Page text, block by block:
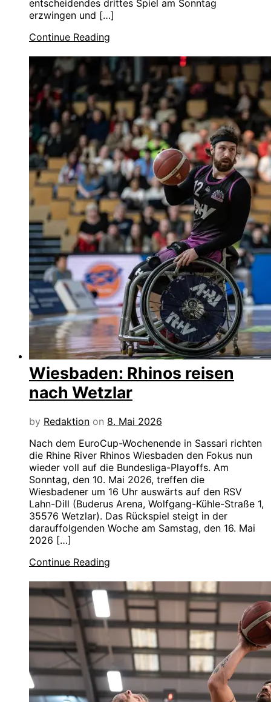
entscheidendes drittes Spiel am Sonntag
erzwingen und […]
Continue Reading
Wiesbaden: Rhinos reisen
nach Wetzlar
by Redaktion on 8. Mai 2026
Nach dem EuroCup-Wochenende in Sassari richten
die Rhine River Rhinos Wiesbaden den Fokus nun
wieder voll auf die Bundesliga-Playoffs. Am
Sonntag, den 10. Mai 2026, treffen die
Wiesbadener um 16 Uhr auswärts auf den RSV
Lahn-Dill (Buderus Arena, Wolfgang-Kühle-Straße 1,
35576 Wetzlar). Das Rückspiel steigt in der
darauffolgenden Woche am Samstag, den 16. Mai
2026 […]
Continue Reading